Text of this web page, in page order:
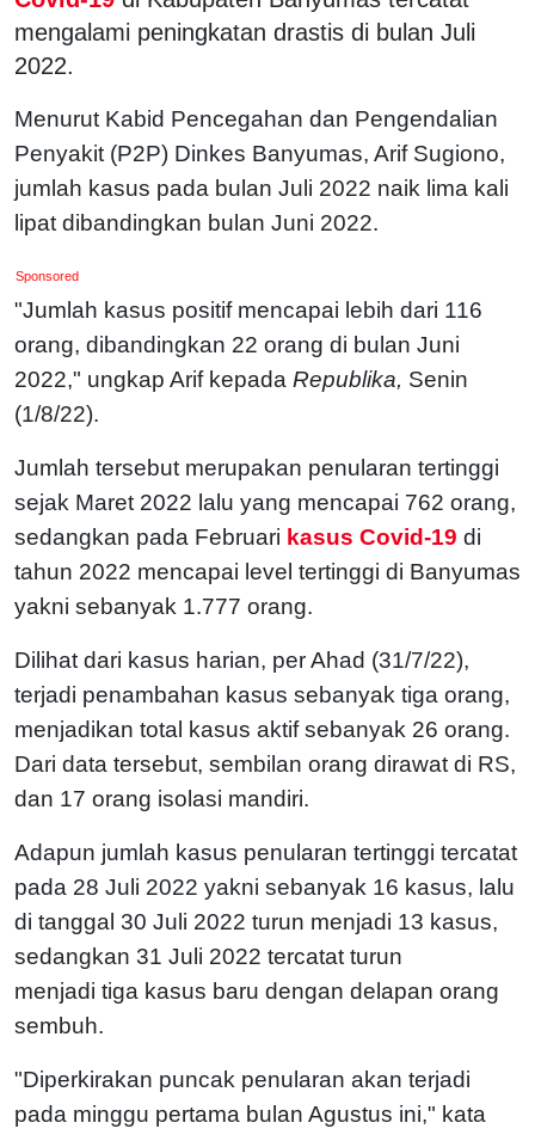
mengalami peningkatan drastis di bulan Juli
2022.
Menurut Kabid Pencegahan dan Pengendalian
Penyakit (P2P) Dinkes Banyumas, Arif Sugiono,
jumlah kasus pada bulan Juli 2022 naik lima kali
lipat dibandingkan bulan Juni 2022.
Sponsored
"Jumlah kasus positif mencapai lebih dari 116
orang, dibandingkan 22 orang di bulan Juni
2022," ungkap Arif kepada Republika, Senin
(1/8/22).
Jumlah tersebut merupakan penularan tertinggi
sejak Maret 2022 lalu yang mencapai 762 orang,
sedangkan pada Februari kasus Covid-19 di
tahun 2022 mencapai level tertinggi di Banyumas
yakni sebanyak 1.777 orang.
Dilihat dari kasus harian, per Ahad (31/7/22),
terjadi penambahan kasus sebanyak tiga orang,
menjadikan total kasus aktif sebanyak 26 orang.
Dari data tersebut, sembilan orang dirawat di RS,
dan 17 orang isolasi mandiri.
Adapun jumlah kasus penularan tertinggi tercatat
pada 28 Juli 2022 yakni sebanyak 16 kasus, lalu
di tanggal 30 Juli 2022 turun menjadi 13 kasus,
sedangkan 31 Juli 2022 tercatat turun
menjadi tiga kasus baru dengan delapan orang
sembuh.
"Diperkirakan puncak penularan akan terjadi
pada minggu pertama bulan Agustus ini," kata